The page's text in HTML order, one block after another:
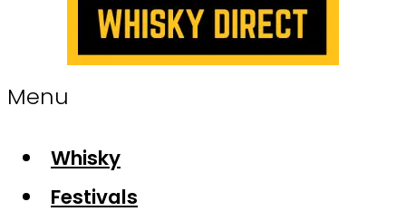
Menu
Whisky
Festivals